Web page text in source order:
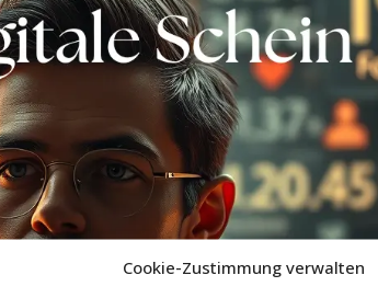
Cookie-Zustimmung verwalten